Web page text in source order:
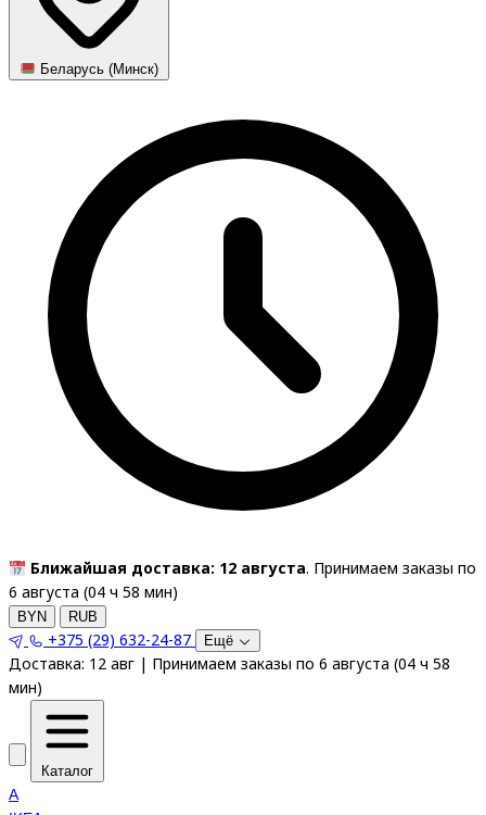
Беларусь (Минск)
Ближайшая доставка: 12 августа. Принимаем заказы по
6 августа (04 ч 58 мин)
BYN RUB
+375 (29) 632-24-87 Ещё
Доставка: 12 авг | Принимаем заказы по 6 августа (04 ч 58
мин)
Каталог
A